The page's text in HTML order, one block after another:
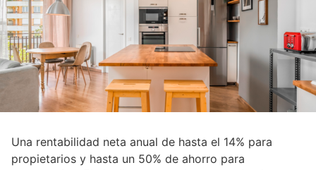
Una rentabilidad neta anual de hasta el 14% para
propietarios y hasta un 50% de ahorro para